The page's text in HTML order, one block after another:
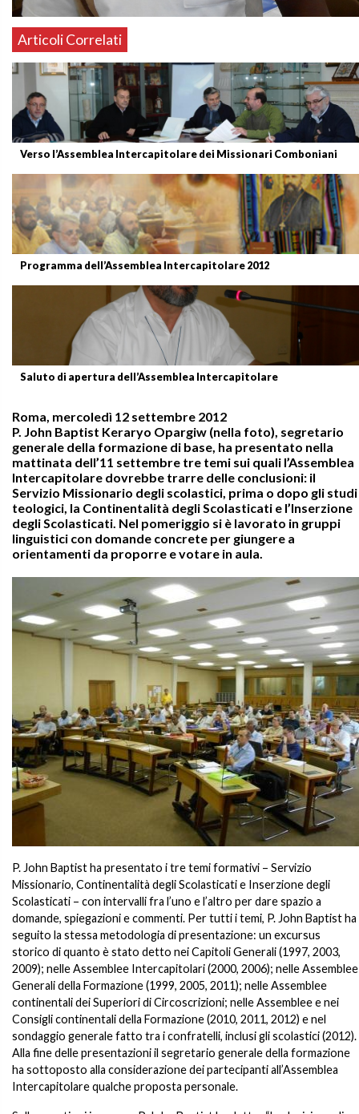
Articoli Correlati
Verso l’Assemblea Intercapitolare dei Missionari Comboniani
Programma dell’Assemblea Intercapitolare 2012
Saluto di apertura dell’Assemblea Intercapitolare
Roma, mercoledì 12 settembre 2012
P. John Baptist Keraryo Opargiw (nella foto), segretario
generale della formazione di base, ha presentato nella
mattinata dell’11 settembre tre temi sui quali l’Assemblea
Intercapitolare dovrebbe trarre delle conclusioni: il
Servizio Missionario degli scolastici, prima o dopo gli studi
teologici, la Continentalità degli Scolasticati e l’Inserzione
degli Scolasticati. Nel pomeriggio si è lavorato in gruppi
linguistici con domande concrete per giungere a
orientamenti da proporre e votare in aula.
P. John Baptist ha presentato i tre temi formativi – Servizio
Missionario, Continentalità degli Scolasticati e Inserzione degli
Scolasticati – con intervalli fra l’uno e l’altro per dare spazio a
domande, spiegazioni e commenti. Per tutti i temi, P. John Baptist ha
seguito la stessa metodologia di presentazione: un excursus
storico di quanto è stato detto nei Capitoli Generali (1997, 2003,
2009); nelle Assemblee Intercapitolari (2000, 2006); nelle Assemblee
Generali della Formazione (1999, 2005, 2011); nelle Assemblee
continentali dei Superiori di Circoscrizioni; nelle Assemblee e nei
Consigli continentali della Formazione (2010, 2011, 2012) e nel
sondaggio generale fatto tra i confratelli, inclusi gli scolastici (2012).
Alla fine delle presentazioni il segretario generale della formazione
ha sottoposto alla considerazione dei partecipanti all’Assemblea
Intercapitolare qualche proposta personale.